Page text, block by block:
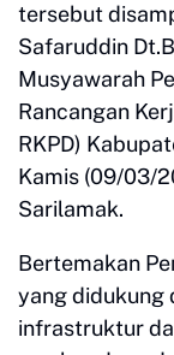
tersebut
Safaruddin
Musyawarah
Rancangan
RKPD)
Kamis (09/03/
Sarilamak.
Bertemakan
yang didukung
infrastruktur